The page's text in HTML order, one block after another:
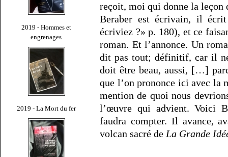
2019 - Hommes et
engrenages
2019 - La Mort du fer
reçoit, moi qui donne la leçon
Beraber est écrivain, il
écriviez ?» p. 180), et ce
roman. Et l’annonce. Un
dit pas tout; définitif, car il
doit être beau, aussi, […]
que l’on prononce ici avec la
mention de quoi nous
l’œuvre qui advient. Voici
faudra compter. Il avance,
volcan sacré de La Grande